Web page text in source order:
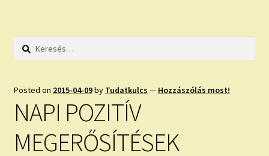
HOLDNAPTÁR
NAPI ASZTROLÓGIA
KÉRJ EGY MEGERŐSÍTÉST!
Keresés:
Posted on 2015-04-09by Tudatkulcs — Hozzászólás most!
NAPI POZITÍV
MEGERŐSÍTÉSEK